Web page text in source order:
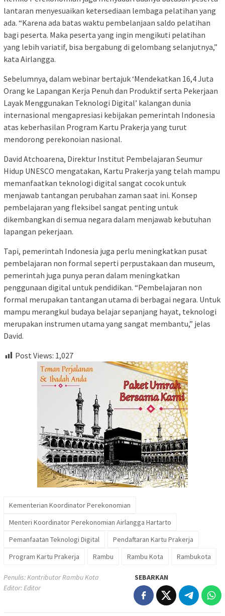
lantaran menyesuaikan ketersediaan lembaga pelatihan yang
ada. “Karena ada batas waktu pembelanjaan saldo pelatihan
bagi peserta. Maka peserta yang ingin mengikuti pelatihan
yang lebih variatif, bisa bergabung di gelombang selanjutnya,”
kata Airlangga.
Sebelumnya, dalam webinar bertajuk ‘Mendekatkan 16,4 Juta
Orang ke Lapangan Kerja Penuh dan Produktif serta Pekerjaan
Layak Menggunakan Teknologi Digital’ kalangan dunia
internasional mengapresiasi kebijakan pemerintah Indonesia
atas keberhasilan Program Kartu Prakerja yang turut
mendorong perekonoian nasional.
David Atchoarena, Direktur Institut Pembelajaran Seumur
Hidup UNESCO mengatakan, Kartu Prakerja yang telah mampu
memanfaatkan teknologi digital sangat cocok untuk
menjawab tantangan perubahan zaman saat ini. Konsep
pembelajaran yang fleksibel sangat penting untuk
dikembangkan di semua negara dalam menjawab kebutuhan
lapangan pekerjaan.
Tapi, pemerintah Indonesia juga perlu meningkatkan pusat
pembelajaran non formal seperti perpustakaan dan museum,
pemerintah juga punya peran dalam meningkatkan
penggunaan digital untuk pendidikan. “Pembelajaran non
formal merupakan tantangan utama di berbagai negara. Untuk
mampu merangkul budaya belajar sepanjang hayat, teknologi
merupakan instrumen utama yang sangat membantu,” jelas
David.
Post Views: 1,027
Kementerian Koordinator Perekonomian
Menteri Koordinator Perekonomian Airlangga Hartarto
Pemanfaatan Teknologi Digital
Pendaftaran Kartu Prakerja
Program Kartu Prakerja
Rambu Rambu Kota Rambukota
Penulis: Kontributor Rambu Kota
Editor: Editor
SEBARKAN